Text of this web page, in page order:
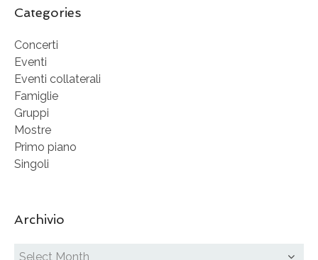
Categories
Concerti
Eventi
Eventi collaterali
Famiglie
Gruppi
Mostre
Primo piano
Singoli
Archivio